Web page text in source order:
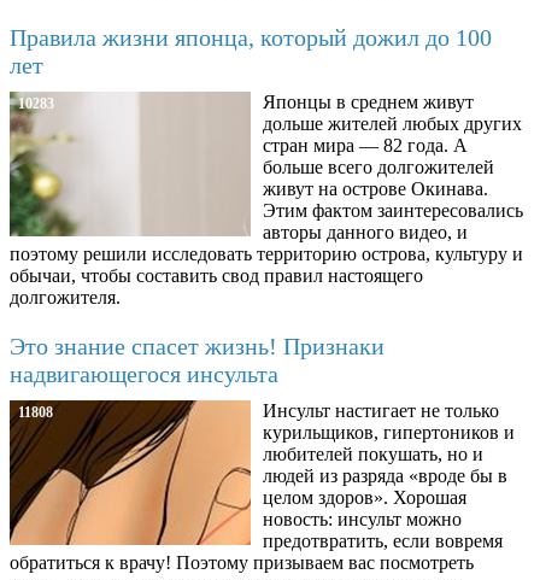
Правила жизни японца, который дожил до 100
лет
10283
Японцы в среднем живут
дольше жителей любых других
стран мира — 82 года. А
больше всего долгожителей
живут на острове Окинава.
Этим фактом заинтересовались
авторы данного видео, и
поэтому решили исследовать территорию острова, культуру и
обычаи, чтобы составить свод правил настоящего
долгожителя.
Это знание спасет жизнь! Признаки
надвигающегося инсульта
11808
Инсульт настигает не только
курильщиков, гипертоников и
любителей покушать, но и
людей из разряда «вроде бы в
целом здоров». Хорошая
новость: инсульт можно
предотвратить, если вовремя
обратиться к врачу! Поэтому призываем вас посмотреть